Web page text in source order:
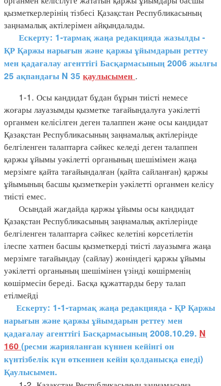
қызметкерлерінің тізбесі Қазақстан Республикасының
заңнамалық актілерімен айқындалады.
Ескерту: 1-тармақ жаңа редакцияда жазылды -
ҚР Қаржы нарығын және қаржы ұйымдарын реттеу
мен қадағалау агенттігі Басқармасының 2006 жылғы
25 ақпандағы N 35 қаулысымен .
1-1. Осы кандидат бұдан бұрын тиісті немесе
жоғары лауазымды қызметке тағайындалуға уәкілетті
органмен келісілген деген талаппен және осы кандидат
Қазақстан Республикасының заңнамалық актілерінде
белгіленген талаптарға сәйкес келеді деген талаппен
қаржы ұйымы уәкілетті органының шешімімен жаңа
мерзімге қайта тағайындалған (қайта сайланған) қаржы
ұйымының басшы қызметкерін уәкілетті органмен келісу
тиісті емес.
Осындай жағдайда қаржы ұйымы осы кандидат
Қазақстан Республикасының заңнамалық актілерінде
белгіленген талаптарға сәйкес келетіні көрсетілетін
ілеспе хатпен басшы қызметкерді тиісті лауазымға жаңа
мерзімге тағайындау (сайлау) жөніндегі қаржы ұйымы
уәкілетті органының шешімінен үзінді көшірменің
көшірмесін береді. Басқа құжаттарды беру талап
етілмейді
Ескерту: 1-1-тармақ жаңа редакцияда - ҚР Қаржы
нарығын және қаржы ұйымдарын реттеу мен
қадағалау агенттігі Басқармасының 2008.10.29. N
160 (ресми жарияланған күннен кейінгі он
күнтізбелік күн өткеннен кейін қолданысқа енеді)
Қаулысымен.